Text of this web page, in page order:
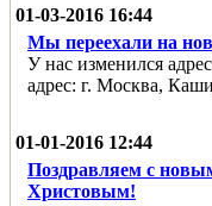
01-03-2016 16:44
Мы переехали на
У нас изменился
адрес: г. Москва,
01-01-2016 12:44
Поздравляем с
Христовым!